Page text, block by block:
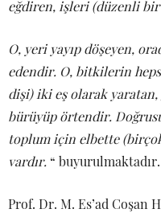
eğdiren, işleri (düzenli bir
O, yeri yayıp döşeyen,
edendir. O, bitkilerin
dişi) iki eş olarak yaratan,
bürüyüp örtendir.
toplum için elbette
vardır. “ buyurulmaktadır.
Prof. Dr. M. Es’ad Coşan